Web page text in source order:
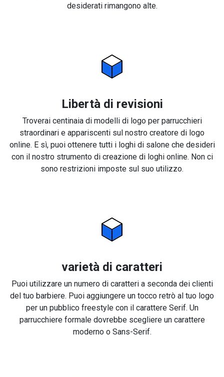
desiderati rimangono alte.
Libertà di revisioni
Troverai centinaia di modelli di logo per parrucchieri
straordinari e appariscenti sul nostro creatore di logo
online. E sì, puoi ottenere tutti i loghi di salone che desideri
con il nostro strumento di creazione di loghi online. Non ci
sono restrizioni imposte sul suo utilizzo.
varietà di caratteri
Puoi utilizzare un numero di caratteri a seconda dei clienti
del tuo barbiere. Puoi aggiungere un tocco retrò al tuo logo
per un pubblico freestyle con il carattere Serif. Un
parrucchiere formale dovrebbe scegliere un carattere
moderno o Sans-Serif.